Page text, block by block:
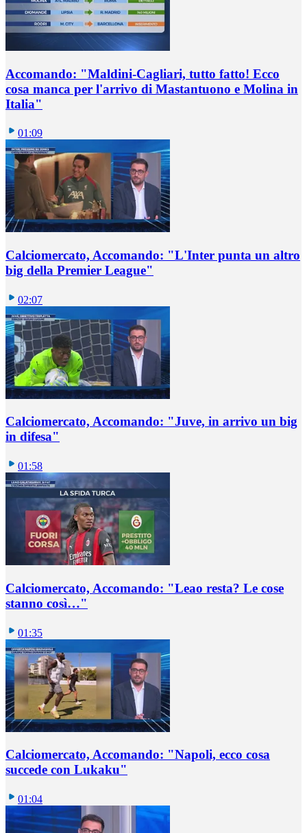
Accomando: "Maldini-Cagliari, tutto fatto! Ecco
cosa manca per l'arrivo di Mastantuono e Molina in
Italia"
01:09
Calciomercato, Accomando: "L'Inter punta un altro
big della Premier League"
02:07
Calciomercato, Accomando: "Juve, in arrivo un big
in difesa"
01:58
Calciomercato, Accomando: "Leao resta? Le cose
stanno così…"
01:35
Calciomercato, Accomando: "Napoli, ecco cosa
succede con Lukaku"
01:04